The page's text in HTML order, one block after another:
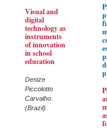
Visual and
digital
technology as
instruments
of innovation
in school
education
Denize
Piccolotto
Carvalho.
(Brazil)